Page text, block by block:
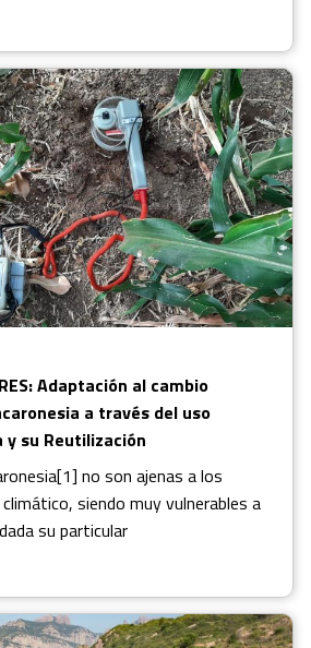
Adaptación al cambio
a través del uso
su Reutilización
no son ajenas a los
siendo muy vulnerables a
su particular